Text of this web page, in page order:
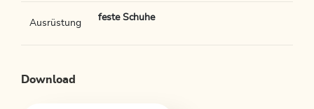
Ausrüstung
feste Schuhe
Download